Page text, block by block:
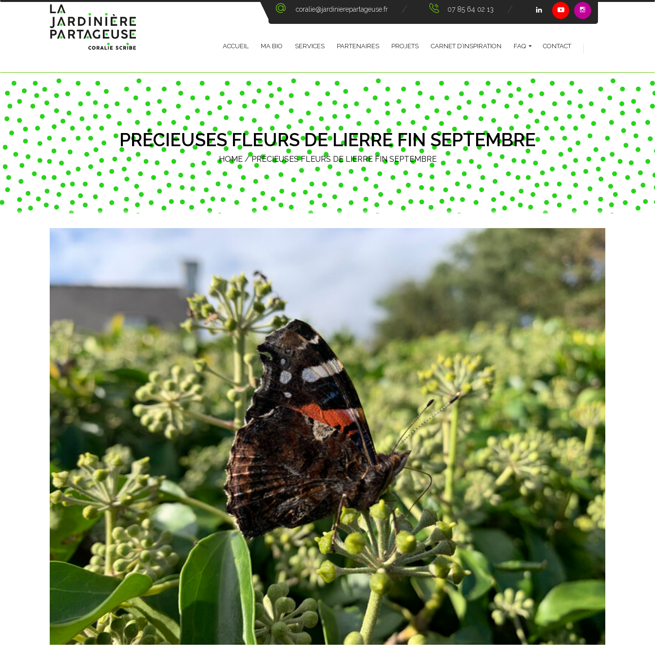
coralie@jardinierepartageuse.fr 07 85 64 02 13
ACCUEIL MA BIO SERVICES PARTENAIRES PROJETS CARNET D’INSPIRATION FAQ CONTACT
PRÉCIEUSES FLEURS DE LIERRE FIN SEPTEMBRE
HOME/PRÉCIEUSES FLEURS DE LIERRE FIN SEPTEMBRE